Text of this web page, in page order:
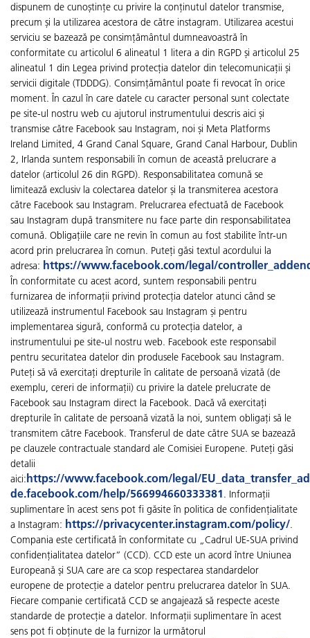
dispunem de cunoștințe cu privire la conținutul datelor transmise,
precum și la utilizarea acestora de către instagram. Utilizarea acestui
serviciu se bazează pe consimțământul dumneavoastră în
conformitate cu articolul 6 alineatul 1 litera a din RGPD și articolul 25
alineatul 1 din Legea privind protecția datelor din telecomunicații și
servicii digitale (TDDDG). Consimțământul poate fi revocat în orice
moment. În cazul în care datele cu caracter personal sunt colectate
pe site-ul nostru web cu ajutorul instrumentului descris aici și
transmise către Facebook sau Instagram, noi și Meta Platforms
Ireland Limited, 4 Grand Canal Square, Grand Canal Harbour, Dublin
2, Irlanda suntem responsabili în comun de această prelucrare a
datelor (articolul 26 din RGPD). Responsabilitatea comună se
limitează exclusiv la colectarea datelor și la transmiterea acestora
către Facebook sau Instagram. Prelucrarea efectuată de Facebook
sau Instagram după transmitere nu face parte din responsabilitatea
comună. Obligațiile care ne revin în comun au fost stabilite într-un
acord prin prelucrarea în comun. Puteți găsi textul acordului la
adresa: https://www.facebook.com/legal/
În conformitate cu acest acord, suntem responsabili pentru
furnizarea de informații privind protecția datelor atunci când se
utilizează instrumentul Facebook sau Instagram și pentru
implementarea sigură, conformă cu protecția datelor, a
instrumentului pe site-ul nostru web. Facebook este responsabil
pentru securitatea datelor din produsele Facebook sau Instagram.
Puteți să vă exercitați drepturile în calitate de persoană vizată (de
exemplu, cereri de informații) cu privire la datele prelucrate de
Facebook sau Instagram direct la Facebook. Dacă vă exercitați
drepturile în calitate de persoană vizată la noi, suntem obligați să le
transmitem către Facebook. Transferul de date către SUA se bazează
pe clauzele contractuale standard ale Comisiei Europene. Puteți găsi
detalii
aici: https://www.facebook.com/legal/
de.facebook.com/help/566994660333381. Informații
suplimentare în acest sens pot fi găsite în politica de confidențialitate
a Instagram: https://privacycenter.instagram.com/policy/.
Compania este certificată în conformitate cu „Cadrul UE-SUA privind
confidențialitatea datelor” (CCD). CCD este un acord între Uniunea
Europeană și SUA care are ca scop respectarea standardelor
europene de protecție a datelor pentru prelucrarea datelor în SUA.
Fiecare companie certificată CCD se angajează să respecte aceste
standarde de protecție a datelor. Informații suplimentare în acest
sens pot fi obținute de la furnizor la următorul